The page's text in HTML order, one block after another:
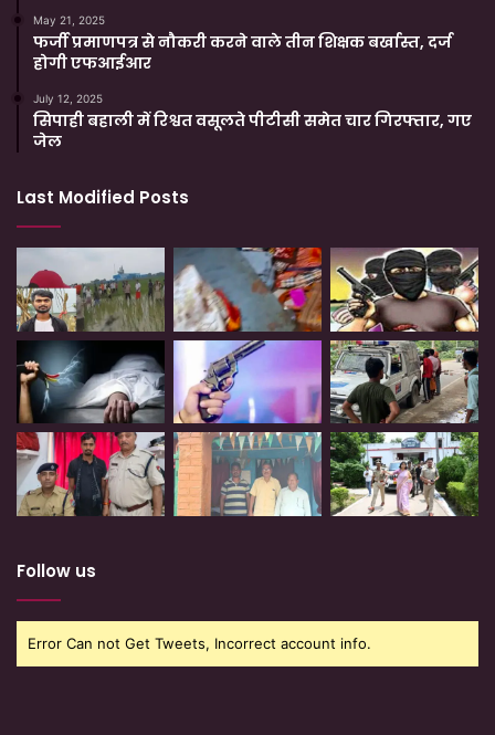
May 21, 2025
फर्जी प्रमाणपत्र से नौकरी करने वाले तीन शिक्षक बर्खास्त, दर्ज
होगी एफआईआर
July 12, 2025
सिपाही बहाली में रिश्वत वसूलते पीटीसी समेत चार गिरफ्तार, गए
जेल
Last Modified Posts
Follow us
Error Can not Get Tweets, Incorrect account info.